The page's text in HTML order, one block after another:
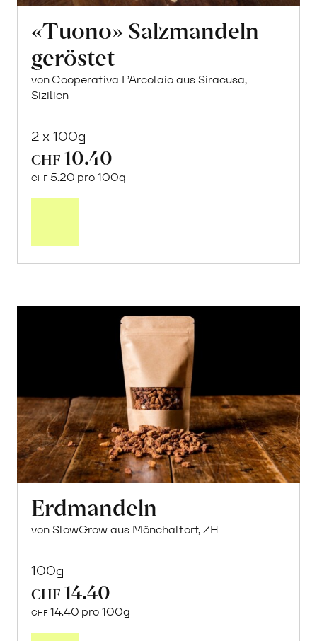
«Tuono» Salzmandeln
geröstet
von Cooperativa L’Arcolaio aus Siracusa,
Sizilien
2 x 100g
CHF 10.40
CHF 5.20 pro 100g
Erdmandeln
von SlowGrow aus Mönchaltorf, ZH
100g
CHF 14.40
CHF 14.40 pro 100g